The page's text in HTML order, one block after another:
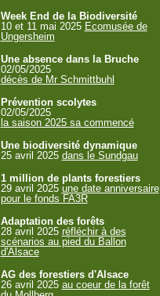
Week End de la Biodiversité
10 et 11 mai 2025 Ecomusée de
Ungersheim
Une absence dans la Bruche
02/05/2025
décès de Mr Schmittbuhl
Prévention scolytes
02/05/2025
la saison 2025 sa commencé
Une biodiversité dynamique
25 avril 2025 dans le Sundgau
1 million de plants forestiers
29 avril 2025 une date anniversaire
pour le fonds FA3R
Adaptation des forêts
28 avril 2025 réfléchir à des
scénarios au pied du Ballon
d'Alsace
AG des forestiers d'Alsace
26 avril 2025 au coeur de la forêt